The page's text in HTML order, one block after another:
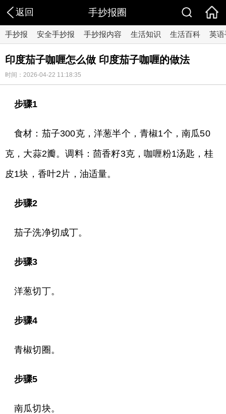
返回 手抄报圈
手抄报 安全手抄报 手抄报内容 生活知识 生活百科 英
印度茄子咖喱怎么做 印度茄子咖喱的做法
时间：2026-04-22 11:18:35
步骤1
食材：茄子300克，洋葱半个，青椒1个，南瓜50
克，大蒜2瓣。调料：茴香籽3克，咖喱粉1汤匙，桂
皮1块，香叶2片，油适量。
步骤2
茄子洗净切成丁。
步骤3
洋葱切丁。
步骤4
青椒切圈。
步骤5
南瓜切块。